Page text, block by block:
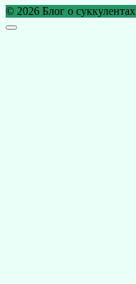
© 2026 Блог о суккулентах